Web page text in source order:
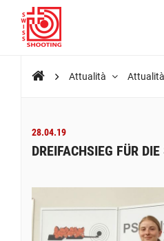
Attualità Attualità
28.04.19
DREIFACHSIEG FÜR